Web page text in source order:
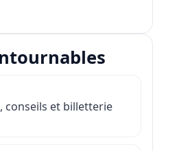
conseils et billetterie